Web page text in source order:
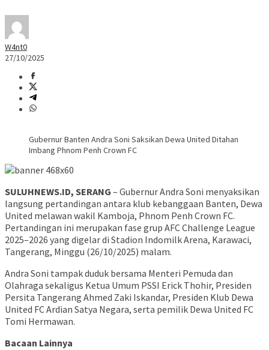
W4nt0
27/10/2025
Gubernur Banten Andra Soni Saksikan Dewa United Ditahan
Imbang Phnom Penh Crown FC
SULUHNEWS.ID, SERANG – Gubernur Andra Soni menyaksikan
langsung pertandingan antara klub kebanggaan Banten, Dewa
United melawan wakil Kamboja, Phnom Penh Crown FC.
Pertandingan ini merupakan fase grup AFC Challenge League
2025–2026 yang digelar di Stadion Indomilk Arena, Karawaci,
Tangerang, Minggu (26/10/2025) malam.
Andra Soni tampak duduk bersama Menteri Pemuda dan
Olahraga sekaligus Ketua Umum PSSI Erick Thohir, Presiden
Persita Tangerang Ahmed Zaki Iskandar, Presiden Klub Dewa
United FC Ardian Satya Negara, serta pemilik Dewa United FC
Tomi Hermawan.
Bacaan Lainnya